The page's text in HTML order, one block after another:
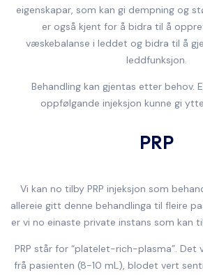
eigenskapar, som kan gi dempning og
er også kjent for å bidra til å
væskebalanse i leddet og bidra til å
leddfunksjon.
Behandling kan gjentas etter behov.
oppfølgande injeksjon kunne gi
PRP
Vi kan no tilby PRP injeksjon som
allereie gitt denne behandlinga til fleire
er vi no einaste private instans som kan
PRP står for “platelet-rich-plasma”.
frå pasienten (8-10 mL), blodet vert